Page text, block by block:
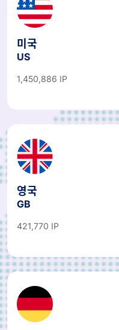
미국
US
1,450,886 IP
영국
GB
421,770 IP